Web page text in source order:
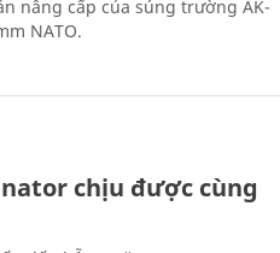
nâng cấp của súng trường AK-
NATO.
chịu được cùng